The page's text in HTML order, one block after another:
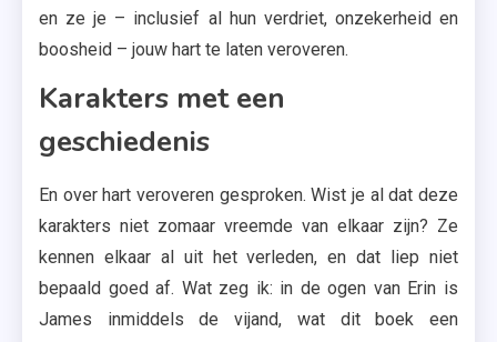
en ze je – inclusief al hun verdriet, onzekerheid en
boosheid – jouw hart te laten veroveren.
Karakters met een
geschiedenis
En over hart veroveren gesproken. Wist je al dat deze
karakters niet zomaar vreemde van elkaar zijn? Ze
kennen elkaar al uit het verleden, en dat liep niet
bepaald goed af. Wat zeg ik: in de ogen van Erin is
James inmiddels de vijand, wat dit boek een